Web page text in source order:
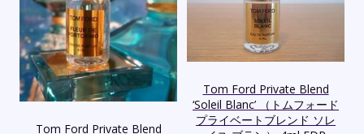
Tom Ford Private Blend
Tom Ford Private Blend
‘Soleil Blanc’ （トムフォード
プライベートブレンド ソレ